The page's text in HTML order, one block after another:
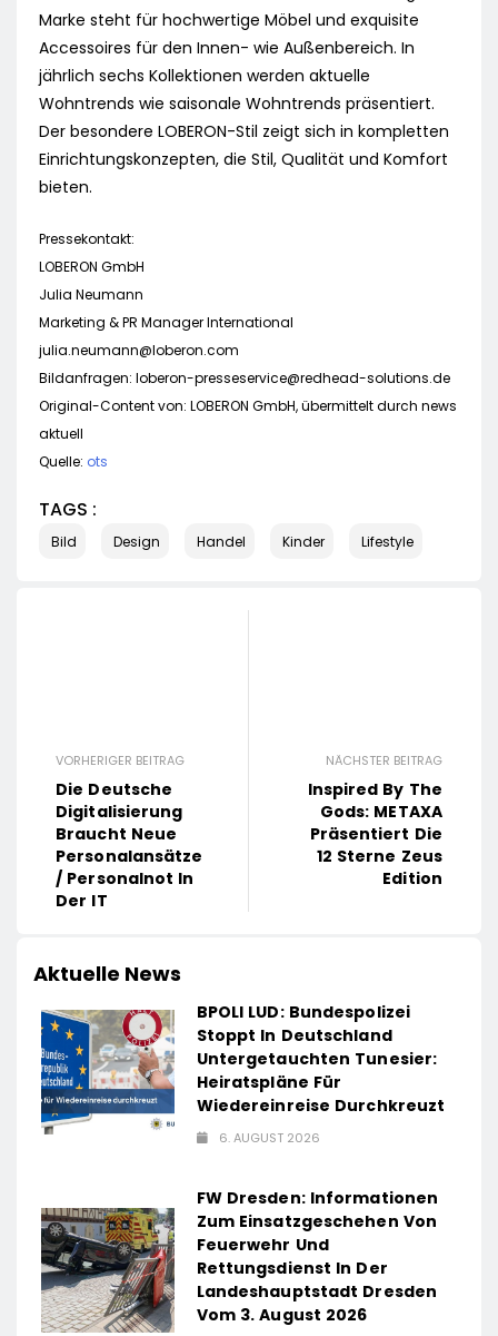
Marke steht für hochwertige Möbel und exquisite
Accessoires für den Innen- wie Außenbereich. In
jährlich sechs Kollektionen werden aktuelle
Wohntrends wie saisonale Wohntrends präsentiert.
Der besondere LOBERON-Stil zeigt sich in kompletten
Einrichtungskonzepten, die Stil, Qualität und Komfort
bieten.
Pressekontakt:
LOBERON GmbH
Julia Neumann
Marketing & PR Manager International
julia.neumann@loberon.com
Bildanfragen: loberon-presseservice@redhead-solutions.de
Original-Content von: LOBERON GmbH, übermittelt durch news
aktuell
Quelle: ots
TAGS :
Bild Design Handel Kinder Lifestyle
VORHERIGER BEITRAG
Die Deutsche
Digitalisierung
Braucht Neue
Personalansätze
/ Personalnot In
Der IT
NÄCHSTER BEITRAG
Inspired By The
Gods: METAXA
Präsentiert Die
12 Sterne Zeus
Edition
Aktuelle News
BPOLI LUD: Bundespolizei
Stoppt In Deutschland
Untergetauchten Tunesier:
Heiratspläne Für
Wiedereinreise Durchkreuzt
6. AUGUST 2026
FW Dresden: Informationen
Zum Einsatzgeschehen Von
Feuerwehr Und
Rettungsdienst In Der
Landeshauptstadt Dresden
Vom 3. August 2026